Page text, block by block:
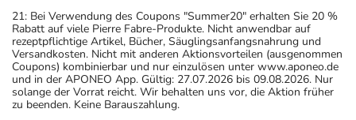
21: Bei Verwendung des Coupons "Summer20" erhalten Sie 20 %
Rabatt auf viele Pierre Fabre-Produkte. Nicht anwendbar auf
rezeptpflichtige Artikel, Bücher, Säuglingsanfangsnahrung und
Versandkosten. Nicht mit anderen Aktionsvorteilen (ausgenommen
Coupons) kombinierbar und nur einzulösen unter www.aponeo.de
und in der APONEO App. Gültig: 27.07.2026 bis 09.08.2026. Nur
solange der Vorrat reicht. Wir behalten uns vor, die Aktion früher
zu beenden. Keine Barauszahlung.